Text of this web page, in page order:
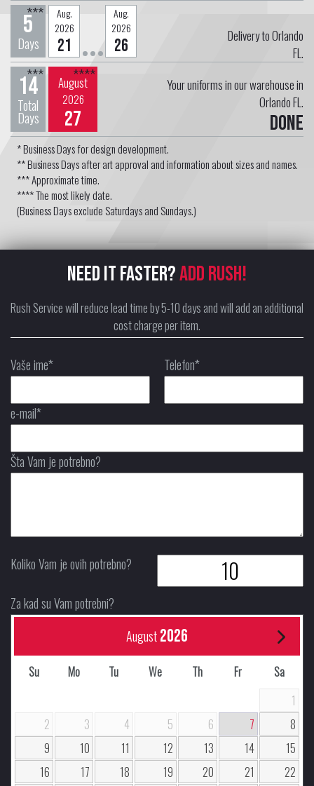
5
Days
***
Aug.
2026
21
Aug.
2026
26
Delivery to Orlando
FL.
14
Total
Days
*** August
2026
27
****
Your uniforms in our warehouse in
Orlando FL.
Done
* Business Days for design development.
** Business Days after art approval and information about sizes and names.
*** Approximate time.
**** The most likely date.
(Business Days exclude Saturdays and Sundays.)
NEED IT FASTER?ADD RUSH!
Rush Service will reduce lead time by 5-10 days and will add an additional
cost charge per item.
Vaše ime* Telefon*
e-mail*
Šta Vam je potrebno?
Koliko Vam je ovih potrebno?
Za kad su Vam potrebni?
August2026
Su Mo Tu We Th Fr
Sa
1
2
3 4 5 6 7
8
9
10 11 12 13 14
15
16
17 18 19 20 21
22